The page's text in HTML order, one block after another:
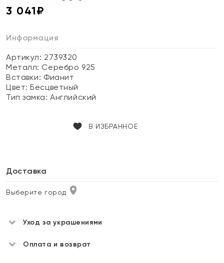
3 041₽
Информация
Артикул: 2739320
Металл: Серебро 925
Вставки: Фианит
Цвет:Бесцветный
Тип замка:Английский
В ИЗБРАННОЕ
Доставка
Выберите город
Уход за украшениями
Оплата и возврат